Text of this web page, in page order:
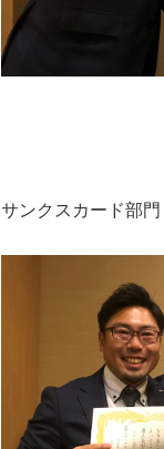
サンクスカード部